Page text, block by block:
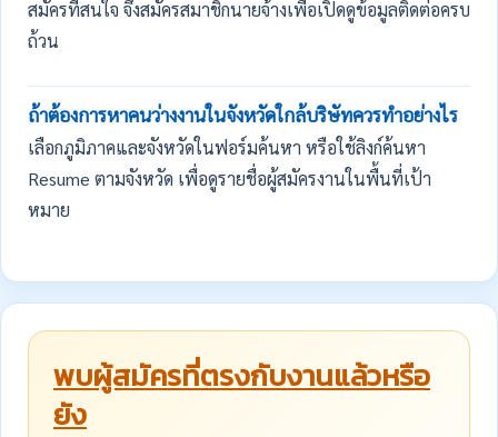
สมัครที่สนใจ จึงสมัครสมาชิกนายจ้างเพื่อเปิดดูข้อมูลติดต่อครบ
ถ้วน
ถ้าต้องการหาคนว่างงานในจังหวัดใกล้บริษัทควรทำอย่างไร
เลือกภูมิภาคและจังหวัดในฟอร์มค้นหา หรือใช้ลิงก์ค้นหา
Resume ตามจังหวัด เพื่อดูรายชื่อผู้สมัครงานในพื้นที่เป้า
หมาย
พบผู้สมัครที่ตรงกับงานแล้วหรือ
ยัง